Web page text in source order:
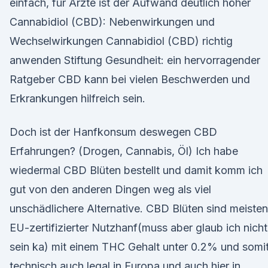
einfach, für Ärzte ist der Aufwand deutlich höher
Cannabidiol (CBD): Nebenwirkungen und
Wechselwirkungen Cannabidiol (CBD) richtig
anwenden Stiftung Gesundheit: ein hervorragender
Ratgeber CBD kann bei vielen Beschwerden und
Erkrankungen hilfreich sein.
Doch ist der Hanfkonsum deswegen CBD
Erfahrungen? (Drogen, Cannabis, Öl) Ich habe
wiedermal CBD Blüten bestellt und damit komm ich
gut von den anderen Dingen weg als viel
unschädlichere Alternative. CBD Blüten sind
EU-zertifizierter Nutzhanf(muss aber glaub ich nicht
sein ka) mit einem THC Gehalt unter 0.2% und